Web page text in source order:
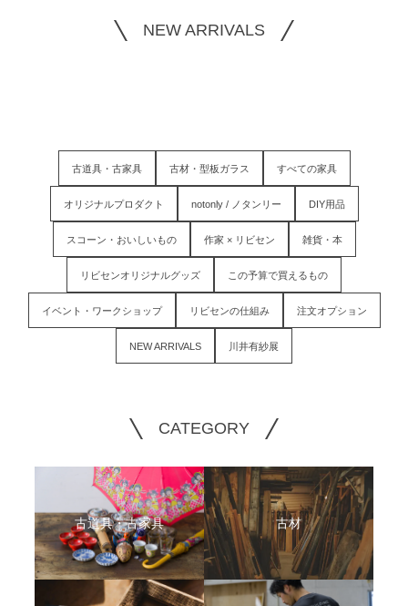
NEW ARRIVALS
古道具・古家具 古材・型板ガラス すべての家具
オリジナルプロダクト notonly / ノタンリー DIY用品
スコーン・おいしいもの 作家 × リビセン 雑貨・本
リビセンオリジナルグッズ この予算で買えるもの
イベント・ワークショップ リビセンの仕組み 注文オプション
NEW ARRIVALS 川井有紗展
CATEGORY
古道具・古家具 古材